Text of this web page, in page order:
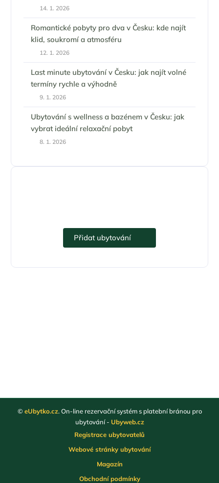
14. 1. 2026
Romantické pobyty pro dva v Česku: kde najít
klid, soukromí a atmosféru
12. 1. 2026
Last minute ubytování v Česku: jak najít volné
termíny rychle a výhodně
9. 1. 2026
Ubytování s wellness a bazénem v Česku: jak
vybrat ideální relaxační pobyt
8. 1. 2026
Přidat ubytování
© eUbytko.cz. On-line rezervační systém s platební bránou pro
ubytování - Ubyweb.cz
Registrace ubytovatelů
Webové stránky ubytování
Magazín
Obchodní podmínky